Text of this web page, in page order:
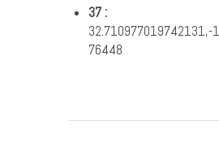
37 :
32.710977019742131,-
76448